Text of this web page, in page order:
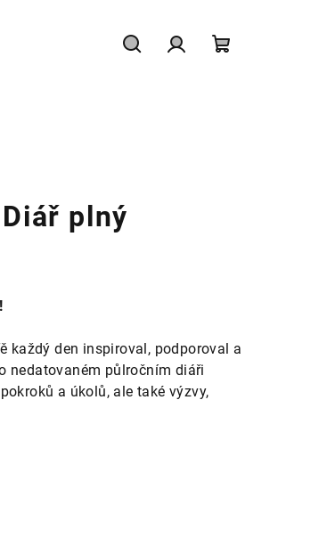
plný
každý den inspiroval, podporoval a
nedatovaném půlročním diáři
a úkolů, ale také výzvy,